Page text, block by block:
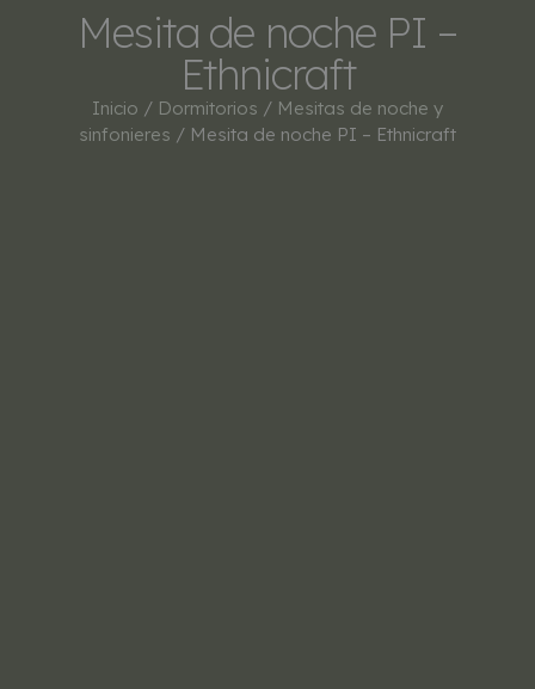
Mesita de noche PI –
Ethnicraft
Inicio / Dormitorios / Mesitas de noche y
sinfonieres / Mesita de noche PI – Ethnicraft